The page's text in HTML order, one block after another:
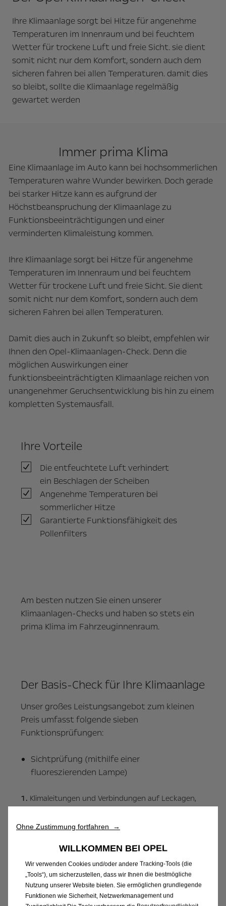
Ihre Klimaanlage sorgt bei Hitze für angenehme
Temperaturen im Innenraum und bei feuchtem
Wetter für trockene Luft und freie Sicht. sie dient
somit nicht nur dem Komfort, sondern auch dem
sicheren fahren bei allen Temperaturen. damit dies
so bleibt, sollte die Klimaanlage regelmäßig
gewartet werden
Immer prima Klima
Eine Klimaanlage im Auto kann bei hochsommerlichen
Temperaturen wahre Wunder bewirken. Doch gerade
bei starker Hitze kann es aufgrund der
Höchstbeanspruchung der Klimaanlage zu
Funktionsbeeinträchtigungen und einer
verminderten Klimaleistung kommen.
Ihre Klimaanlage sorgt bei Hitze für angenehme
Temperaturen im Innenraum und bei feuchtem
Wetter für trockene Luft und freie Sicht. Sie dient
somit nicht nur dem Komfort, sondern auch dem
sicheren Fahren bei allen Temperaturen.
Damit dies auch in Zukunft so bleibt, empfehlen wir
Ihnen den Opel-Klimaanlagen-Check. Denn die
möglichen Auswirkungen einer
funktionsbeeinträchtigten Klimaanlage reichen von
unangenehmer Geruchsentwicklung bis hin zu einem
kompletten Systemausfall.
Ihre Vorteile
Die entfeuchtete Luft verhindert
ein Beschlagen der Scheiben
Angenehme Temperaturen bei
sommerlicher Hitze
Garantierte Funktionsfähigkeit des
Pollenfilters
Am besten nutzen Sie einen unserer
Klimaanlagen-Checks und haben so stets ein
prima Klima im Fahrzeuginnenraum.
Der Basis-Check für Ihre Klimaanlage
Unser großes Leistungsangebot zum kleinen
Preis umfasst folgende sieben
Funktionsprüfungen:
Sichtprüfung (mithilfe einer
fluoreszierenden Lampe)
Klimaleitungen und Verbindungen auf Leckagen,
Kondensator- und Kühlergebläse
Funktionsprüfung von Schaltern und Display
der Klimaanlage (inklusive Beleuchtung)
Überprüfung der Funktion der Heizungs-,
Luftverteiler- und Gebläseregelung
Ohne Zustimmung fortfahren →
WILLKOMMEN BEI OPEL
Wir verwenden Cookies und/oder andere Tracking-Tools (die
„Tools“), um sicherzustellen, dass wir Ihnen die bestmögliche
Nutzung unserer Website bieten. Sie ermöglichen grundlegende
Funktionen wie Sicherheit, Netzwerkmanagement und